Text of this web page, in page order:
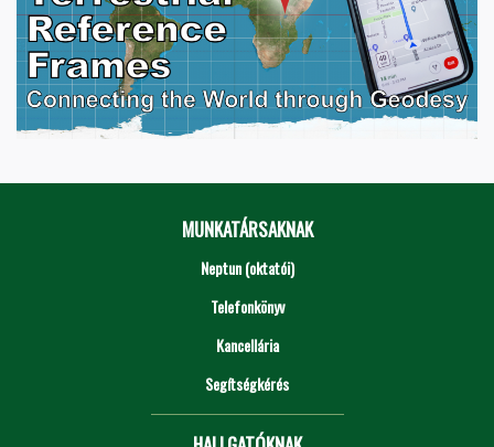
MUNKATÁRSAKNAK
Neptun (oktatói)
Telefonkönyv
Kancellária
Segítségkérés